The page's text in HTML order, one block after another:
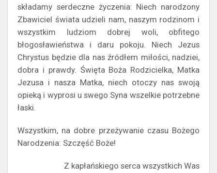
składamy serdeczne życzenia: Niech narodzony
Zbawiciel świata udzieli nam, naszym rodzinom i
wszystkim ludziom dobrej woli, obfitego
błogosławieństwa i daru pokoju. Niech Jezus
Chrystus będzie dla nas źródłem miłości, nadziei,
dobra i prawdy. Święta Boża Rodzicielka, Matka
Jezusa i nasza Matka, niech otoczy nas swoją
opieką i wyprosi u swego Syna wszelkie potrzebne
łaski.
Wszystkim, na dobre przeżywanie czasu Bożego
Narodzenia: Szczęść Boże!
Z kapłańskiego serca wszystkich Was